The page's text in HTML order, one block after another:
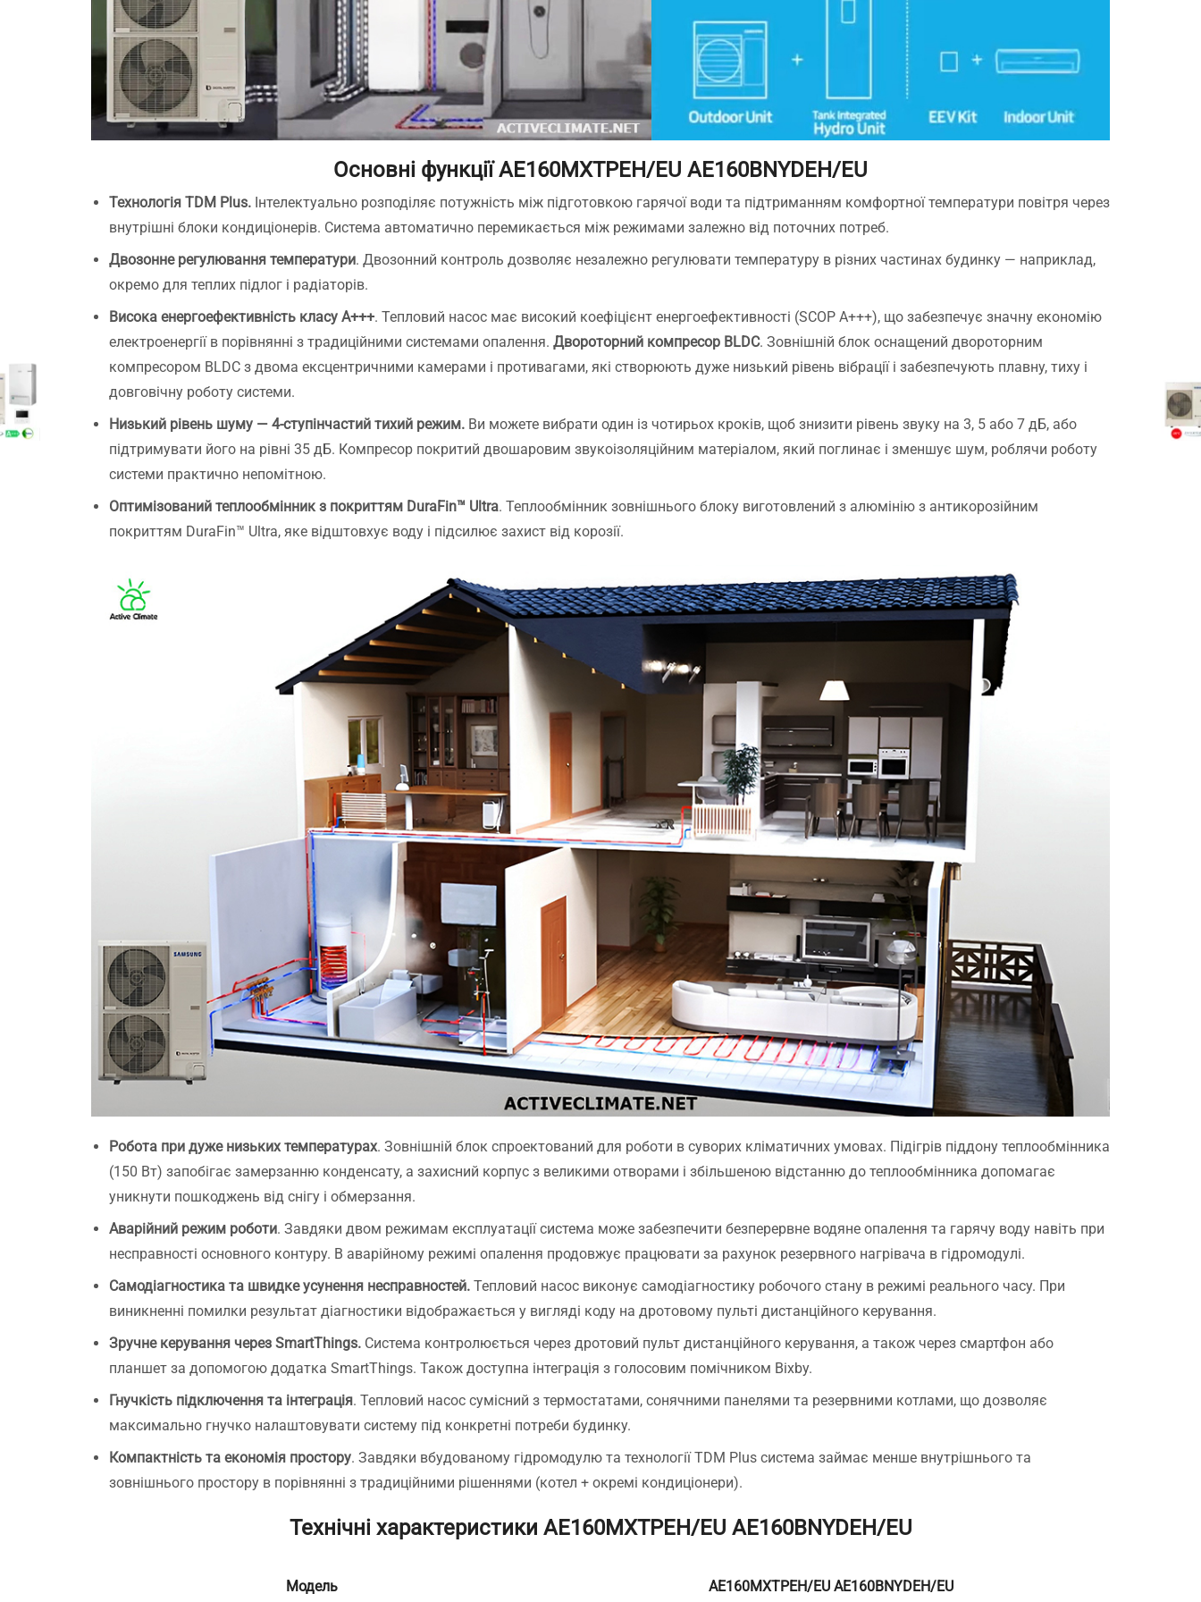
Основні функції AE160MXTPEH/EU AE160BNYDEH/EU
Технологія TDM Plus. Інтелектуально розподіляє потужність між підготовкою гарячої води та підтриманням комфортної температури повітря через
внутрішні блоки кондиціонерів. Система автоматично перемикається між режимами залежно від поточних потреб.
Двозонне регулювання температури. Двозонний контроль дозволяє незалежно регулювати температуру в різних частинах будинку — наприклад,
окремо для теплих підлог і радіаторів.
Висока енергоефективність класу A+++. Тепловий насос має високий коефіцієнт енергоефективності (SCOP A+++), що забезпечує значну економію
електроенергії в порівнянні з традиційними системами опалення. Двороторний компресор BLDC. Зовнішній блок оснащений двороторним
компресором BLDC з двома ексцентричними камерами і противагами, які створюють дуже низький рівень вібрації і забезпечують плавну, тиху і
довговічну роботу системи.
Низький рівень шуму — 4-ступінчастий тихий режим. Ви можете вибрати один із чотирьох кроків, щоб знизити рівень звуку на 3, 5 або 7 дБ, або
підтримувати його на рівні 35 дБ. Компресор покритий двошаровим звукоізоляційним матеріалом, який поглинає і зменшує шум, роблячи роботу
системи практично непомітною.
Оптимізований теплообмінник з покриттям DuraFin™ Ultra. Теплообмінник зовнішнього блоку виготовлений з алюмінію з антикорозійним
покриттям DuraFin™ Ultra, яке відштовхує воду і підсилює захист від корозії.
Робота при дуже низьких температурах. Зовнішній блок спроектований для роботи в суворих кліматичних умовах. Підігрів піддону теплообмінника
(150 Вт) запобігає замерзанню конденсату, а захисний корпус з великими отворами і збільшеною відстанню до теплообмінника допомагає
уникнути пошкоджень від снігу і обмерзання.
Аварійний режим роботи. Завдяки двом режимам експлуатації система може забезпечити безперервне водяне опалення та гарячу воду навіть при
несправності основного контуру. В аварійному режимі опалення продовжує працювати за рахунок резервного нагрівача в гідромодулі.
Самодіагностика та швидке усунення несправностей. Тепловий насос виконує самодіагностику робочого стану в режимі реального часу. При
виникненні помилки результат діагностики відображається у вигляді коду на дротовому пульті дистанційного керування.
Зручне керування через SmartThings. Система контролюється через дротовий пульт дистанційного керування, а також через смартфон або
планшет за допомогою додатка SmartThings. Також доступна інтеграція з голосовим помічником Bixby.
Гнучкість підключення та інтеграція. Тепловий насос сумісний з термостатами, сонячними панелями та резервними котлами, що дозволяє
максимально гнучко налаштовувати систему під конкретні потреби будинку.
Компактність та економія простору. Завдяки вбудованому гідромодулю та технології TDM Plus система займає менше внутрішнього та
зовнішнього простору в порівнянні з традиційними рішеннями (котел + окремі кондиціонери).
Технічні характеристики AE160MXTPEH/EU AE160BNYDEH/EU
Модель AE160MXTPEH/EU AE160BNYDEH/EU